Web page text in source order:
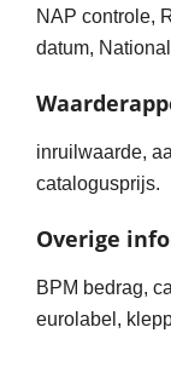
NAP controle,
datum,
inruilwaarde,
catalogusprijs.
Overige
BPM bedrag,
eurolabel,